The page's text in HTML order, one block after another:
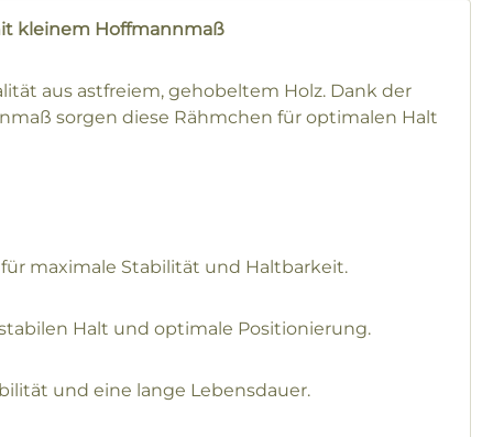
kleinem Hoffmannmaß
aus astfreiem, gehobeltem Holz. Dank der
sorgen diese Rähmchen für optimalen Halt
maximale Stabilität und Haltbarkeit.
Halt und optimale Positionierung.
und eine lange Lebensdauer.